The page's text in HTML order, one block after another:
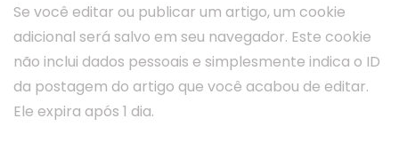
Se você editar ou publicar um artigo, um cookie
adicional será salvo em seu navegador. Este cookie
não inclui dados pessoais e simplesmente indica o ID
da postagem do artigo que você acabou de editar.
Ele expira após 1 dia.